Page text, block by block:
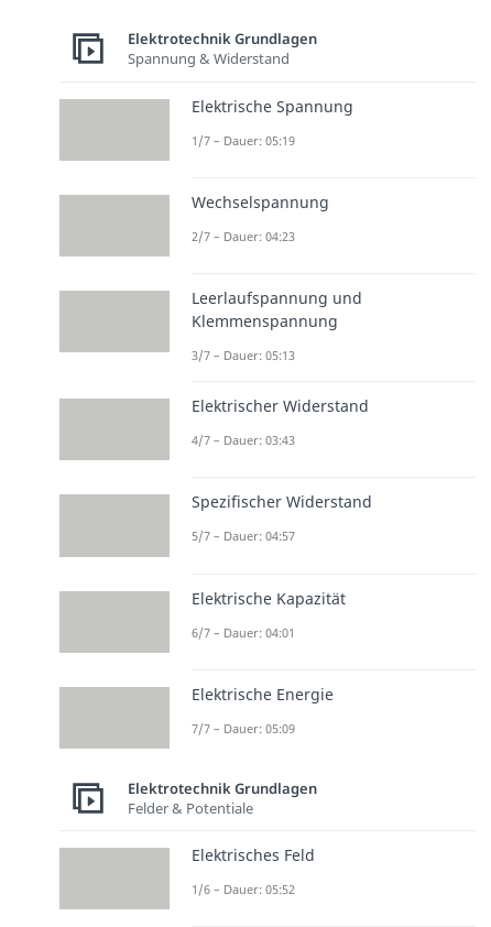
Elektrotechnik Grundlagen
Spannung & Widerstand
Elektrische Spannung
1/7 – Dauer: 05:19
Wechselspannung
2/7 – Dauer: 04:23
Leerlaufspannung und
Klemmenspannung
3/7 – Dauer: 05:13
Elektrischer Widerstand
4/7 – Dauer: 03:43
Spezifischer Widerstand
5/7 – Dauer: 04:57
Elektrische Kapazität
6/7 – Dauer: 04:01
Elektrische Energie
7/7 – Dauer: 05:09
Elektrotechnik Grundlagen
Felder & Potentiale
Elektrisches Feld
1/6 – Dauer: 05:52